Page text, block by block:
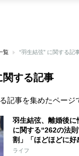
覧 “羽生結弦” に関する記
関する記事
記事を集めたページ
羽生結弦、離婚後
に関する“262の法
割」「ほどほどに好
ったく理解し合えな
ライフ